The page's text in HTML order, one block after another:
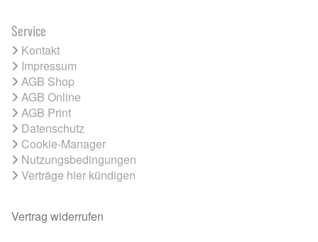
Service
Kontakt
Impressum
AGB Shop
AGB Online
AGB Print
Datenschutz
Cookie-Manager
Nutzungsbedingungen
Verträge hier kündigen
Vertrag widerrufen